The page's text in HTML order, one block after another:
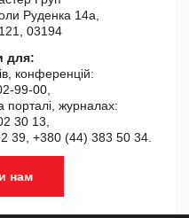
Руденка 14а,
03194
для:
конференцій:
99-00,
журналах:
30 13,
39, +380 (44) 383 50 34.
нам